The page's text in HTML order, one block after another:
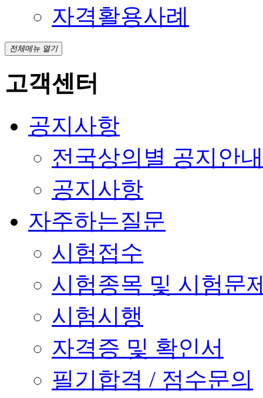
자격활용사례
전체메뉴 열기
고객센터
공지사항
전국상의별 공지안내
공지사항
자주하는질문
시험접수
시험종목 및 시험문
시험시행
자격증 및 확인서
필기합격 / 점수문의